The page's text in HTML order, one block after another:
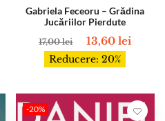
Gabriela Feceoru – Grădina
Jucăriilor Pierdute
17,00lei 13,60lei
Reducere: 20%
-20%